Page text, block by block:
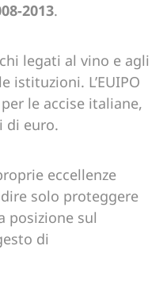
2013.
legati al vino e agli
istituzioni. L’EUIPO
le accise italiane,
di euro.
eccellenze
solo proteggere
posizione sul
di